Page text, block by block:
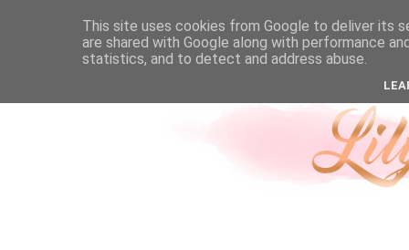
This site uses cookies from Google to deliver its
are shared with Google along with performance
statistics, and to detect and address abuse.